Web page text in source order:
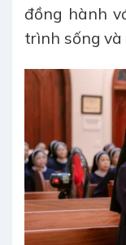
đồng hành
trình sống